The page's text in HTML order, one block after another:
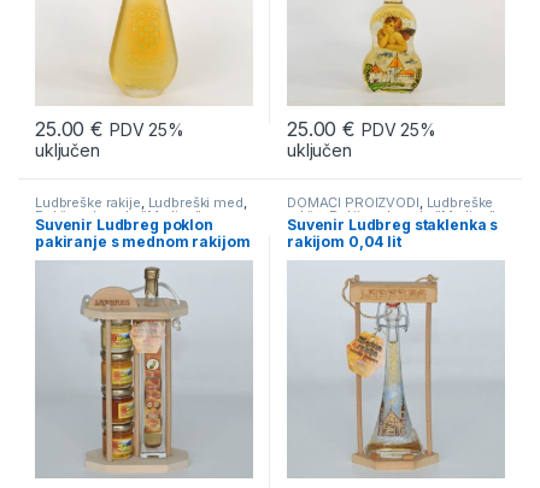
25.00€ PDV 25%
uključen
25.00€ PDV 25%
uključen
Ludbreške rakije, Ludbreški med,
Rakija od meda "Medica",
SUVENIRI
Suvenir Ludbreg poklon
pakiranje s mednom rakijom
DOMAĆI PROIZVODI, Ludbreške
rakije Rakija od meda "Medica",
SUVENIRI
Suvenir Ludbreg staklenka s
rakijom 0,04 lit